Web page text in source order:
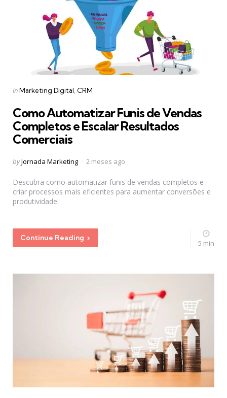
Categories
Posted
inMarketing Digital CRM
Como Automatizar Funis de Vendas
Completos e Escalar Resultados
Comerciais
Posted
byJornada Marketing 2 meses ago
Descubra como automatizar funis de vendas completos e
criar processos mais eficientes para aumentar conversões e
produtividade.
Continue Reading
5 min